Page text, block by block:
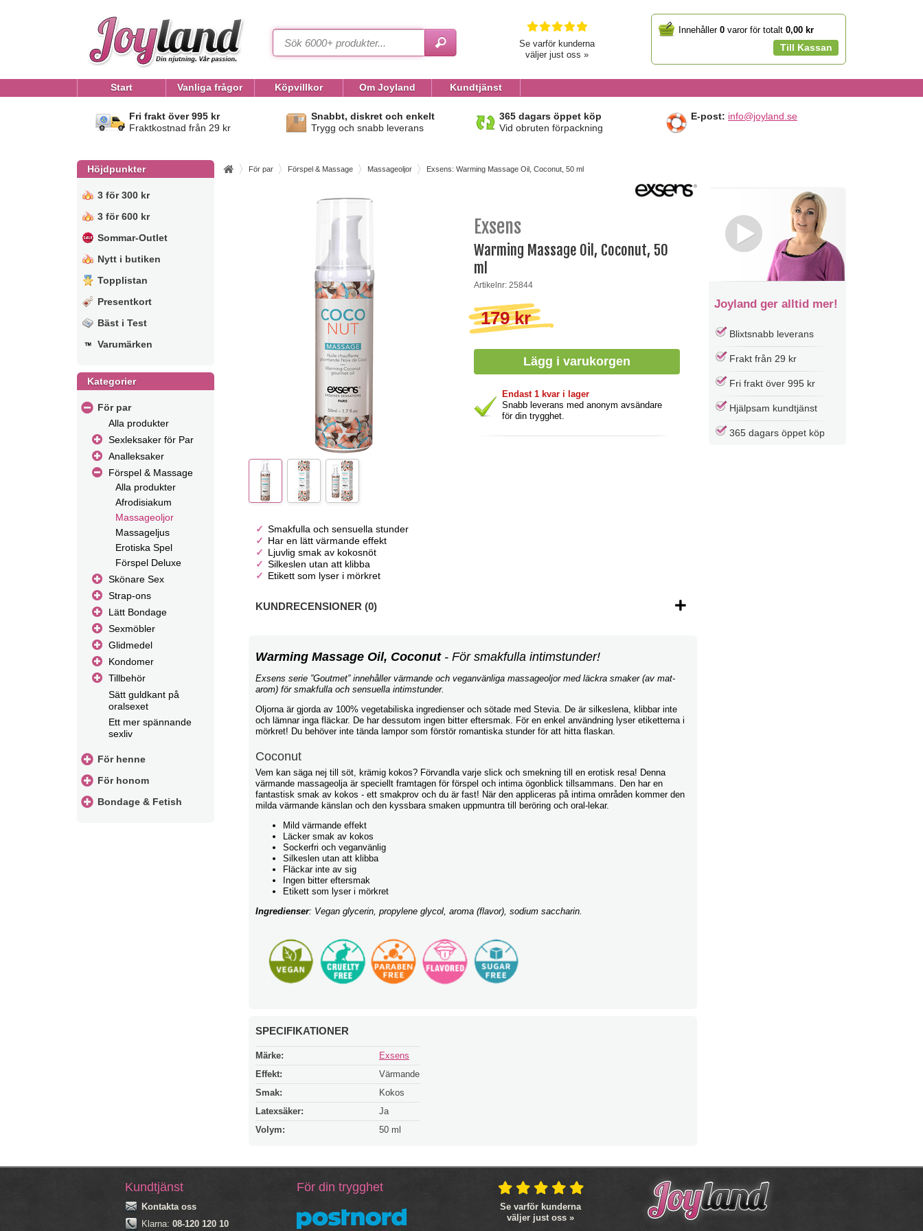
Se varför kunderna
väljer just oss »
YourInnehåller 0 varor för totalt 0,00 kr
Till Kassan
Start Vanliga frågor Köpvillkor Om Joyland Kundtjänst
Fri frakt över 995 kr
Fraktkostnad från 29 kr
Snabbt, diskret och enkelt
Trygg och snabb leverans
365 dagars öppet köp
Vid obruten förpackning
E-post: info@joyland.se
Höjdpunkter
3 för 300 kr
3 för 600 kr
Sommar-Outlet
Nytt i butiken
Topplistan
Presentkort
Bäst i Test
Varumärken
Kategorier
För par
Alla produkter
Sexleksaker för Par
Analleksaker
Förspel & Massage
Alla produkter
Afrodisiakum
Massageoljor
Massageljus
Erotiska Spel
Förspel Deluxe
Skönare Sex
Strap-ons
Lätt Bondage
Sexmöbler
Glidmedel
Kondomer
Tillbehör
Sätt guldkant på
oralsexet
Ett mer spännande
sexliv
För henne
För honom
Bondage & Fetish
För par Förspel & Massage Massageoljor Exsens: Warming Massage Oil, Coconut, 50 ml
Exsens
Warming Massage Oil, Coconut, 50
ml
Artikelnr: 25844
179 kr
Endast 1 kvar i lager
Snabb leverans med anonym avsändare
för din trygghet.
Smakfulla och sensuella stunder
Har en lätt värmande effekt
Ljuvlig smak av kokosnöt
Silkeslen utan att klibba
Etikett som lyser i mörkret
KUNDRECENSIONER (0)
Warming Massage Oil, Coconut- För smakfulla intimstunder!
Exsens serie ”Goutmet” innehåller värmande och veganvänliga massageoljor med läckra smaker (av mat-
arom) för smakfulla och sensuella intimstunder.
Oljorna är gjorda av 100% vegetabiliska ingredienser och sötade med Stevia. De är silkeslena, klibbar inte
och lämnar inga fläckar. De har dessutom ingen bitter eftersmak. För en enkel användning lyser etiketterna i
mörkret! Du behöver inte tända lampor som förstör romantiska stunder för att hitta flaskan.
Coconut
Vem kan säga nej till söt, krämig kokos? Förvandla varje slick och smekning till en erotisk resa! Denna
värmande massageolja är speciellt framtagen för förspel och intima ögonblick tillsammans. Den har en
fantastisk smak av kokos - ett smakprov och du är fast! När den appliceras på intima områden kommer den
milda värmande känslan och den kyssbara smaken uppmuntra till beröring och oral-lekar.
Mild värmande effekt
Läcker smak av kokos
Sockerfri och veganvänlig
Silkeslen utan att klibba
Fläckar inte av sig
Ingen bitter eftersmak
Etikett som lyser i mörkret
Ingredienser: Vegan glycerin, propylene glycol, aroma (flavor), sodium saccharin.
SPECIFIKATIONER
Märke:
Exsens
Effekt:
Värmande
Smak:
Kokos
Latexsäker:
Ja
Volym:
50 ml
Joyland ger alltid mer!
Blixtsnabb leverans
Frakt från 29 kr
Fri frakt över 995 kr
Hjälpsam kundtjänst
365 dagars öppet köp
Kundtjänst
Kontakta oss
Klarna: 08-120 120 10
För din trygghet
Se varför kunderna
väljer just oss »